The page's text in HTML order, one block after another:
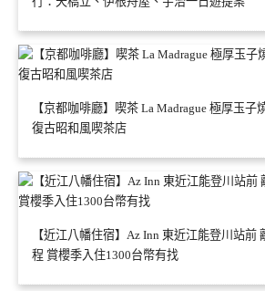
【京都咖啡廳】喫茶 La Madrague 極厚玉子
復古昭和風喫茶店
【近江八幡住宿】Az Inn 東近江能登川站前
程 賞櫻季入住1300台幣有找